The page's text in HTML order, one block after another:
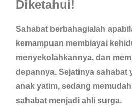
Diketahui!
Sahabat berbahagialah
kemampuan membiayai
menyekolahkannya, dan
depannya. Sejatinya sahabat
anak yatim, sedang
sahabat menjadi ahli surga.